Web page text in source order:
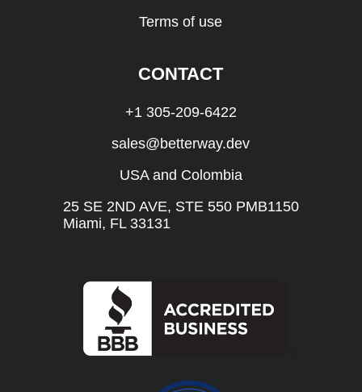
Terms of use
CONTACT
+1 305-209-6422
sales@betterway.dev
USA and Colombia
25 SE 2ND AVE, STE 550 PMB1150
Miami, FL 33131